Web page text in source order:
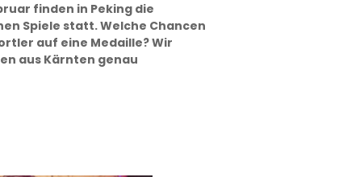
finden in Peking die
Spiele statt. Welche Chancen
auf eine Medaille? Wir
aus Kärnten genau